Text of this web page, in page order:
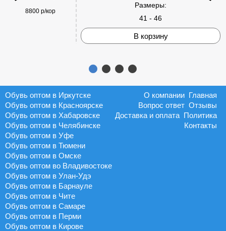
8800 р/кор
Размеры:
41 - 46
В корзину
Обувь оптом в Иркутске
Обувь оптом в Красноярске
Обувь оптом в Хабаровске
Обувь оптом в Челябинске
Обувь оптом в Уфе
Обувь оптом в Тюмени
Обувь оптом в Омске
Обувь оптом во Владивостоке
Обувь оптом в Улан-Удэ
Обувь оптом в Барнауле
Обувь оптом в Чите
Обувь оптом в Самаре
Обувь оптом в Перми
Обувь оптом в Кирове
Главная
О компании
Отзывы
Вопрос ответ
Политика
Доставка и оплата
Контакты